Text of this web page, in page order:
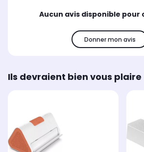
Aucun avis disponible pour
Donner mon avis
Ils devraient bien vous plaire